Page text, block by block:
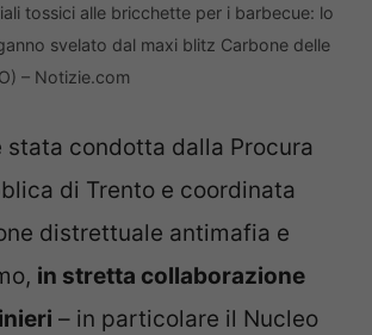
tossici alle bricchette per i barbecue: lo
svelato dal maxi blitz Carbone delle
– Notizie.com
stata condotta dalla Procura
di Trento e coordinata
distrettuale antimafia e
in stretta collaborazione
– in particolare il Nucleo